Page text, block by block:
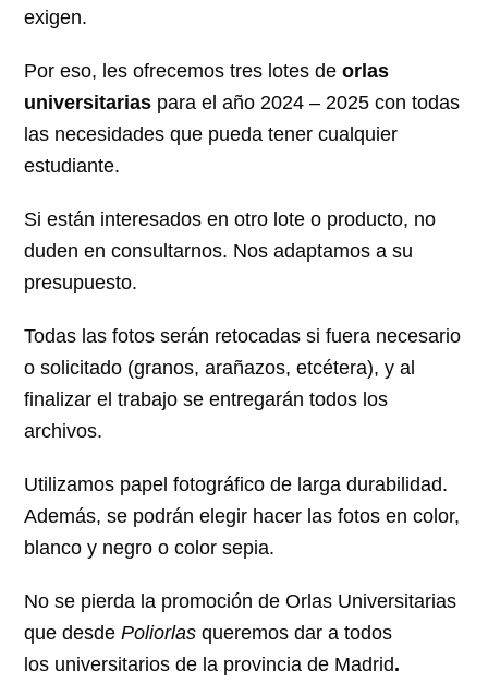
exigen.
Por eso, les ofrecemos tres lotes deorlas
universitarias para el año 2024 – 2025 con todas
las necesidades que pueda tener cualquier
estudiante.
Si están interesados en otro lote o producto, no
duden en consultarnos. Nos adaptamos a su
presupuesto.
Todas las fotos serán retocadas si fuera necesario
o solicitado (granos, arañazos, etcétera), y al
finalizar el trabajo se entregarán todos los
archivos.
Utilizamos papel fotográfico de larga durabilidad.
Además, se podrán elegir hacer las fotos en color,
blanco y negro o color sepia.
No se pierda la promoción de Orlas Universitarias
que desdePoliorlas queremos dar a todos
los universitarios de la provincia de Madrid.